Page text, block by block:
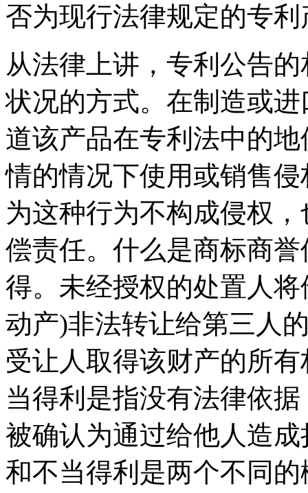
否为现行法律规定的专利
从法律上讲，专利公告
状况的方式。在制造或
道该产品在专利法中的
情的情况下使用或销售
为这种行为不构成侵权
偿责任。什么是商标商
得。未经授权的处置人
动产)非法转让给第三人
受让人取得该财产的所
当得利是指没有法律依
被确认为通过给他人造
和不当得利是两个不同